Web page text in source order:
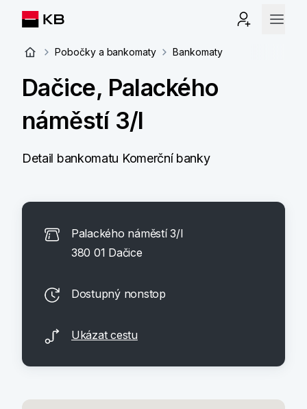
Pobočky a bankomaty Bankomaty
Dačice, Palackého
náměstí 3/I
Detail bankomatu Komerční banky
Palackého náměstí 3/I
380 01 Dačice
Dostupný nonstop
Ukázat cestu